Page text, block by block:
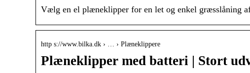
Vælg en el plæneklipper for en let og enkel græsslåning
http s://www.bilka.dk › … › Plæneklippere
Plæneklipper med batteri | Stort